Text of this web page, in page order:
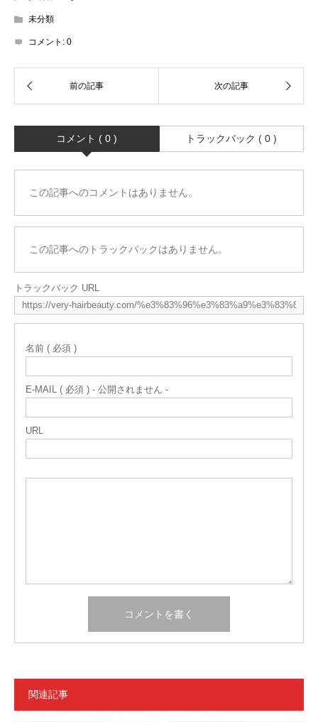
未分類
コメント: 0
コメント ( 0 ) トラックバック ( 0 )
この記事へのコメントはありません。
この記事へのトラックバックはありません。
トラックバック URL
名前 ( 必須 )
E-MAIL ( 必須 ) - 公開されません -
URL
関連記事